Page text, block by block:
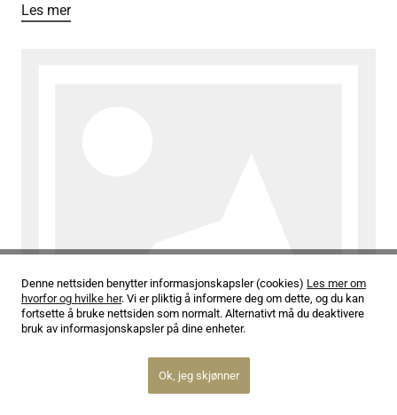
Les mer
Oslo Strykekvartett jubilerer
Denne nettsiden benytter informasjonskapsler (cookies) Les mer om
hvorfor og hvilke her. Vi er pliktig å informere deg om dette, og du kan
fortsette å bruke nettsiden som normalt. Alternativt må du deaktivere
bruk av informasjonskapsler på dine enheter.
Ok, jeg skjønner